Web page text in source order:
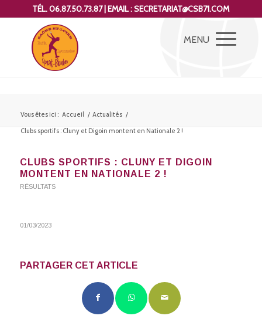
TÉL. 06.87.50.73.87 | EMAIL : SECRETARIAT@CSB71.COM
Vous êtes ici : Accueil / Actualités /
Clubs sportifs : Cluny et Digoin montent en Nationale 2 !
CLUBS SPORTIFS : CLUNY ET DIGOIN
MONTENT EN NATIONALE 2 !
RÉSULTATS
01/03/2023
PARTAGER CET ARTICLE